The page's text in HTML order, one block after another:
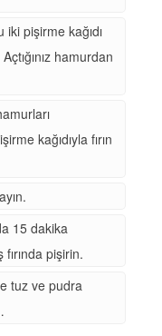
iki pişirme kağıdı
hamurdan
kağıdıyla fırın
15 dakika
fırında pişirin.
tuz ve pudra